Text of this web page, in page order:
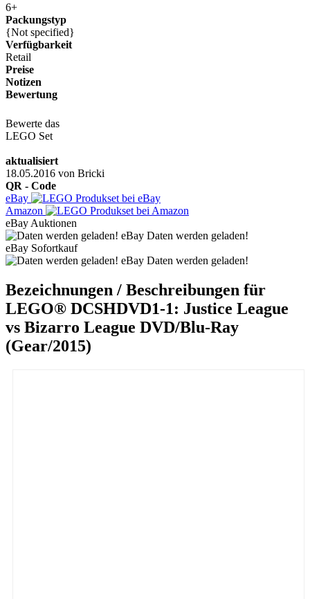
6+
Packungstyp
{Not specified}
Verfügbarkeit
Retail
Preise
Notizen
Bewertung
Bewerte das
LEGO Set
aktualisiert
18.05.2016 von Bricki
QR - Code
eBay
Amazon
eBay Auktionen
eBay Daten werden geladen!
eBay Sofortkauf
eBay Daten werden geladen!
Bezeichnungen / Beschreibungen für
LEGO® DCSHDVD1-1: Justice League
vs Bizarro League DVD/Blu-Ray
(Gear/2015)